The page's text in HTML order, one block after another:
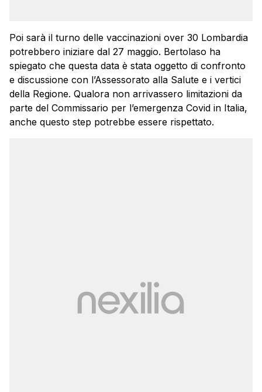
Poi sarà il turno delle vaccinazioni over 30 Lombardia
potrebbero iniziare dal 27 maggio. Bertolaso ha
spiegato che questa data è stata oggetto di confronto
e discussione con l’Assessorato alla Salute e i vertici
della Regione. Qualora non arrivassero limitazioni da
parte del Commissario per l’emergenza Covid in Italia,
anche questo step potrebbe essere rispettato.